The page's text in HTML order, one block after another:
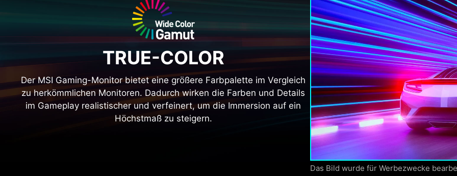
Das Bild wurde für Werbezwecke
TRUE-COLOR
Der MSI Gaming-Monitor bietet eine größere Farbpalette im Vergleich
zu herkömmlichen Monitoren. Dadurch wirken die Farben und Details
im Gameplay realistischer und verfeinert, um die Immersion auf ein
Höchstmaß zu steigern.